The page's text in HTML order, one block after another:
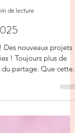
de lecture
nouveaux projets !
partage. Que cette...